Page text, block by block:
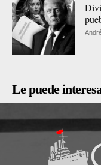
Le puede